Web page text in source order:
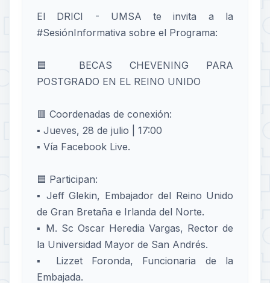
El DRICI - UMSA te invita a la
#SesiónInformativa sobre el Programa:
🟦 BECAS CHEVENING PARA
POSTGRADO EN EL REINO UNIDO
🟥 Coordenadas de conexión:
▪️ Jueves, 28 de julio | 17:00
▪️ Vía Facebook Live.
🟦 Participan:
▪️ Jeff Glekin, Embajador del Reino Unido
de Gran Bretaña e Irlanda del Norte.
▪️ M. Sc Oscar Heredia Vargas, Rector de
la Universidad Mayor de San Andrés.
▪️ Lizzet Foronda, Funcionaria de la
Embajada.